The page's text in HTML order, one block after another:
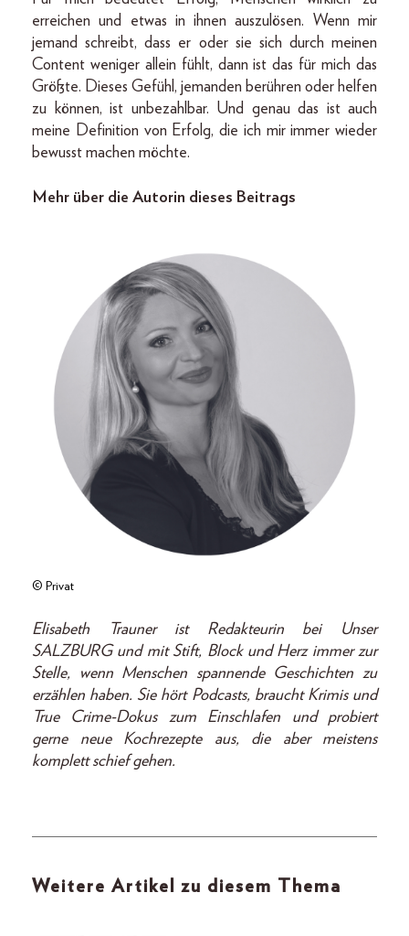
erreichen und etwas in ihnen auszulösen. Wenn mir
jemand schreibt, dass er oder sie sich durch meinen
Content weniger allein fühlt, dann ist das für mich das
Größte. Dieses Gefühl, jemanden berühren oder helfen
zu können, ist unbezahlbar. Und genau das ist auch
meine Definition von Erfolg, die ich mir immer wieder
bewusst machen möchte.
Mehr über die Autorin dieses Beitrags
© Privat
Elisabeth Trauner ist Redakteurin bei Unser
SALZBURG und mit Stift, Block und Herz immer zur
Stelle, wenn Menschen spannende Geschichten zu
erzählen haben. Sie hört Podcasts, braucht Krimis und
True Crime-Dokus zum Einschlafen und probiert
gerne neue Kochrezepte aus, die aber meistens
komplett schief gehen.
Weitere Artikel zu diesem Thema